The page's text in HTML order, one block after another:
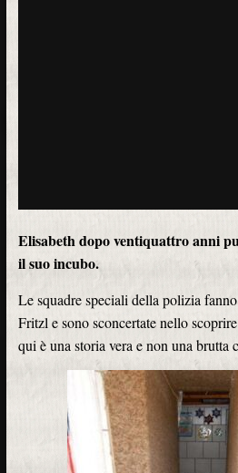
Elisabeth dopo ventiquattro anni
il suo incubo.
Le squadre speciali della polizia
Fritzl e sono sconcertate nello
qui è una storia vera e non una brutta